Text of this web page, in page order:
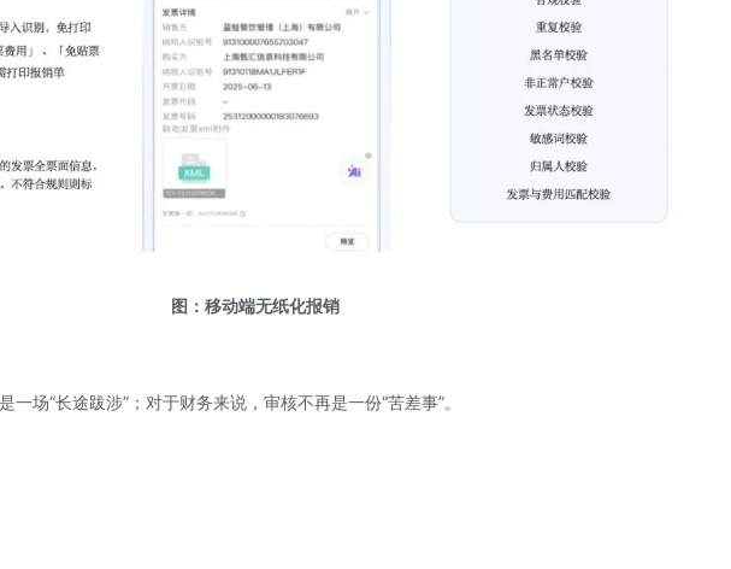
图：移动端无纸化报销
一场“长途跋涉”；对于财务来说，审核不再是一份“苦差事”。